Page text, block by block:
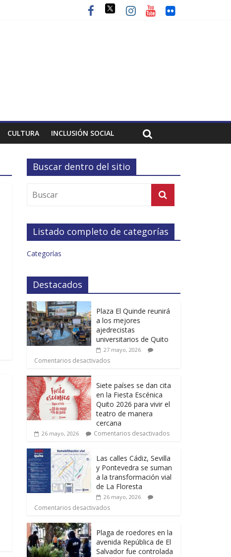
CULTURA INCLUSIÓN SOCIAL
Buscar dentro del sitio
Listado completo de categorías
Categorías
Destacados
Plaza El Quinde reunirá
a los mejores
ajedrecistas
universitarios de Quito
27 mayo, 2026
Comentarios desactivados
Siete países se dan cita
en la Fiesta Escénica
Quito 2026 para vivir el
teatro de manera
cercana
26 mayo, 2026 Comentarios desactivados
Las calles Cádiz, Sevilla
y Pontevedra se suman
a la transformación vial
de La Floresta
26 mayo, 2026
Comentarios desactivados
Plaga de roedores en la
avenida República de El
Salvador fue controlada